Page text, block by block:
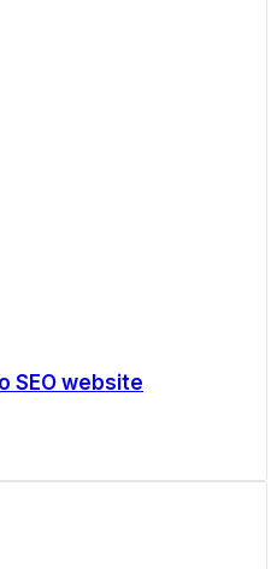
SEO website